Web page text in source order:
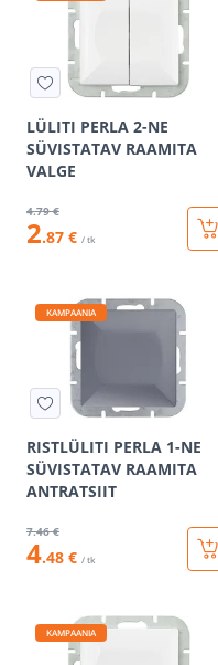
LÜLITI PERLA 2-NE
SÜVISTATAV RAAMITA
VALGE
4.79 €
2.87 € / tk
KAMPAANIA
RISTLÜLITI PERLA 1-NE
SÜVISTATAV RAAMITA
ANTRATSIIT
7.46 €
4.48 € / tk
KAMPAANIA